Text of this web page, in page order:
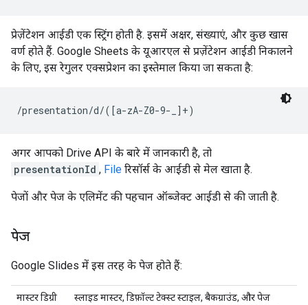
प्रेज़ेंटेशन आईडी एक स्ट्रिंग होती है. इसमें अक्षर, संख्याएं, और कुछ खास
वर्ण होते हैं. Google Sheets के यूआरएल से प्रज़ेंटेशन आईडी निकालने
के लिए, इस रेगुलर एक्सप्रेशन का इस्तेमाल किया जा सकता है:
/presentation/d/([a-zA-Z0-9-_]+)
अगर आपको Drive API के बारे में जानकारी है, तो
presentationId , File रिसॉर्स के आईडी से मेल खाता है.
पेजों और पेज के एलिमेंट की पहचान ऑब्जेक्ट आईडी से की जाती है.
पेज
Google Slides में इस तरह के पेज होते हैं:
मास्टर डिग्री
स्लाइड मास्टर, डिफ़ॉल्ट टेक्स्ट स्टाइल, बैकग्राउंड, और पेज